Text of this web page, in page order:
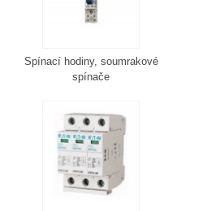
Spínací hodiny, soumrakové
spínače